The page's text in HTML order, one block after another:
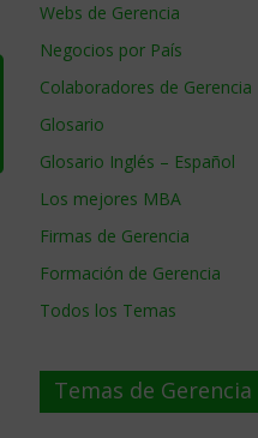
Webs de Gerencia
Negocios por País
Colaboradores de Gerencia
Glosario
Glosario Inglés – Español
Los mejores MBA
Firmas de Gerencia
Formación de Gerencia
Todos los Temas
Temas de Gerencia